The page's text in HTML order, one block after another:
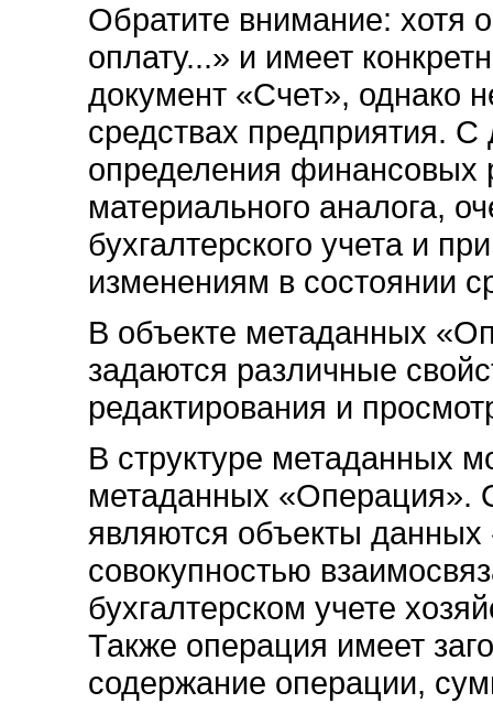
Обратите внимание: хотя
оплату...» и имеет
документ «Счет», однако
средствах предприятия.
определения финансовых
материального аналога,
бухгалтерского учета и
изменениям в состоянии
В объекте метаданных
задаются различные
редактирования и
В структуре метаданных
метаданных «Операция».
являются объекты
совокупностью
бухгалтерском учете
Также операция имеет
содержание операции,